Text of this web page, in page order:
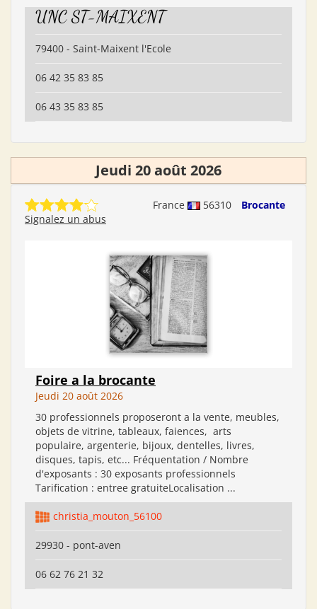
UNC ST-MAIXENT
79400 - Saint-Maixent l'Ecole
06 42 35 83 85
06 43 35 83 85
Jeudi 20 août 2026
France 56310
Brocante
Signalez un abus
Foire a la brocante
Jeudi 20 août 2026
30 professionnels proposeront a la vente, meubles,
objets de vitrine, tableaux, faiences, arts
populaire, argenterie, bijoux, dentelles, livres,
disques, tapis, etc... Fréquentation / Nombre
d'exposants : 30 exposants professionnels
Tarification : entree gratuiteLocalisation ...
christia_mouton_56100
29930 - pont-aven
06 62 76 21 32